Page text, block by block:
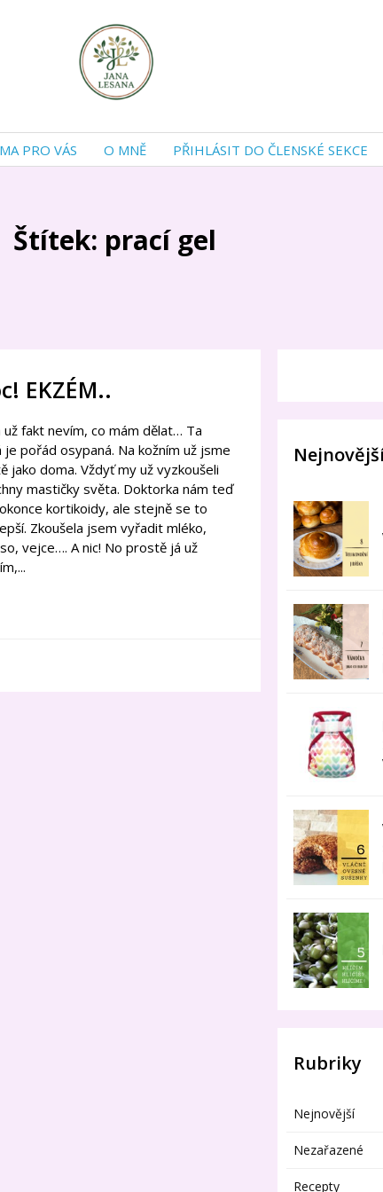
PRO VÁS O MNĚ PŘIHLÁSIT DO ČLENSKÉ SEKCE
Štítek: prací gel
EKZÉM..
už fakt nevím, co mám dělat… Ta
je pořád osypaná. Na kožním už jsme
jako doma. Vždyť my už vyzkoušeli
mastičky světa. Doktorka nám teď
kortikoidy, ale stejně se to
Zkoušela jsem vyřadit mléko,
vejce…. A nic! No prostě já už
Rubriky
Nejnovější
Nezařazené
Recepty